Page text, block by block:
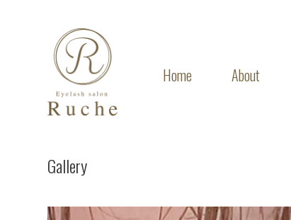
Home About
Gallery